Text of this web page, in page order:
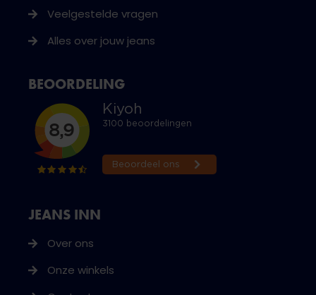
JEANS INN
Over ons
Onze winkels
Veelgestelde vragen
Alles over jouw jeans
BEOORDELING